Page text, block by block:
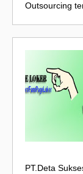
Outsourcing
PT.Deta